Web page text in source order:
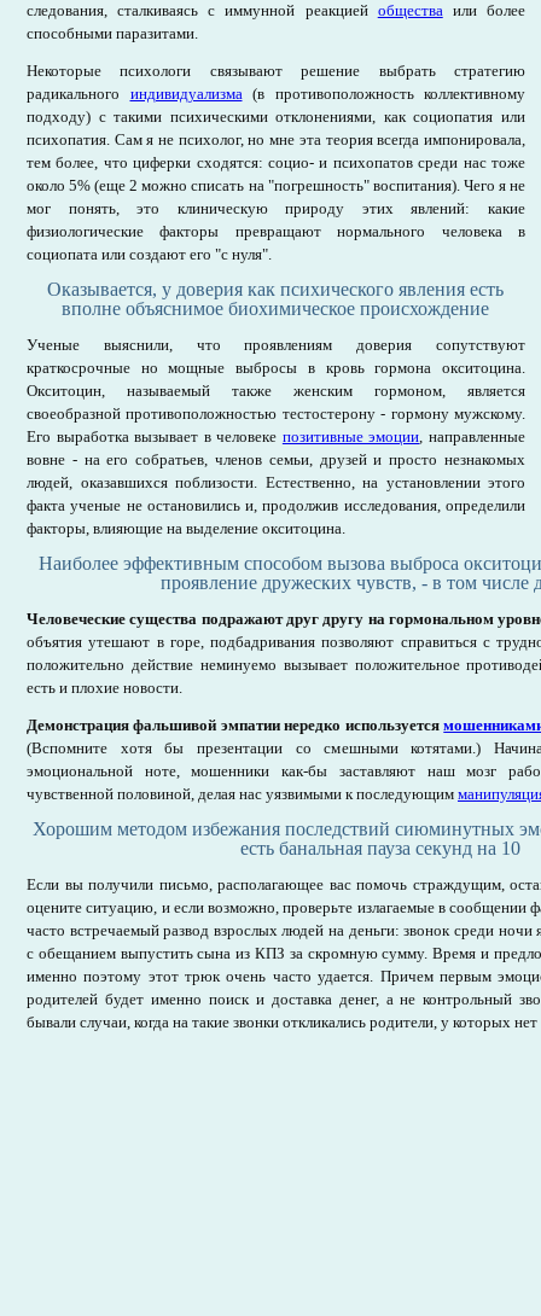
следования, сталкиваясь с иммунной реакцией обществаили более
способными паразитами.
Некоторые психологи связывают решение выбрать стратегию
радикального индивидуализма(в противоположность коллективному
подходу) с такими психическими отклонениями, как социопатия или
психопатия. Сам я не психолог, но мне эта теория всегда импонировала,
тем более, что циферки сходятся: социо- и психопатов среди нас тоже
около 5% (еще 2 можно списать на "погрешность" воспитания). Чего я не
мог понять, это клиническую природу этих явлений: какие
физиологические факторы превращают нормального человека в
социопата или создают его "с нуля".
Оказывается, у доверия как психического явления есть
вполне объяснимое биохимическое происхождение
Ученые выяснили, что проявлениям доверия сопутствуют
краткосрочные но мощные выбросы в кровь гормона окситоцина.
Окситоцин, называемый также женским гормоном, является
своеобразной противоположностью тестостерону - гормону мужскому.
Его выработка вызывает в человеке позитивные эмоции, направленные
вовне - на его собратьев, членов семьи, друзей и просто незнакомых
людей, оказавшихся поблизости. Естественно, на установлении этого
факта ученые не остановились и, продолжив исследования, определили
факторы, влияющие на выделение окситоцина.
Наиболее эффективным способом вызова выброса
проявление дружеских чувств, - в том числе
Человеческие существа подражают друг другу на гормональном
объятия утешают в горе, подбадривания позволяют справиться с
положительно действие неминуемо вызывает положительное
есть и плохие новости.
Демонстрация фальшивой эмпатии нередко используется
(Вспомните хотя бы презентации со смешными котятами.)
эмоциональной ноте, мошенники как-бы заставляют наш мозг
чувственной половиной, делая нас уязвимыми к последующим
Хорошим методом избежания последствий сиюминутных
есть банальная пауза секунд на 10
Если вы получили письмо, располагающее вас помочь страждущим,
оцените ситуацию, и если возможно, проверьте излагаемые в сообщении
часто встречаемый развод взрослых людей на деньги: звонок среди ночи
с обещанием выпустить сына из КПЗ за скромную сумму. Время и
именно поэтому этот трюк очень часто удается. Причем первым
родителей будет именно поиск и доставка денег, а не контрольный
бывали случаи, когда на такие звонки откликались родители, у которых